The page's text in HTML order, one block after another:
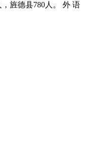
旌德县780人。 外 语